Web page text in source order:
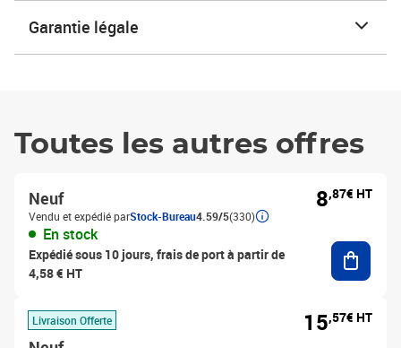
Garantie légale
Toutes les autres offres
Neuf
Vendu et expédié parStock-Bureau4.59/5(330)
En stock
Expédié sous 10 jours, frais de port à partir de
4,58 € HT
8,87€ HT
Livraison Offerte 15,57€ HT